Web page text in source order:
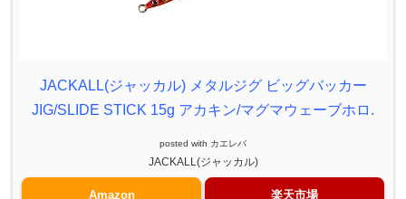
JACKALL(ジャッカル) メタルジグ ビッグバッカー
JIG/SLIDE STICK 15g アカキン/マグマウェーブホロ.
posted with カエレバ
JACKALL(ジャッカル)
Amazon 楽天市場